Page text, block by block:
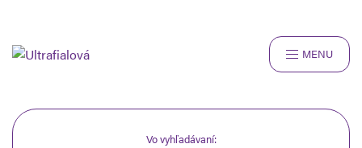
MENU
Vo vyhľadávaní: